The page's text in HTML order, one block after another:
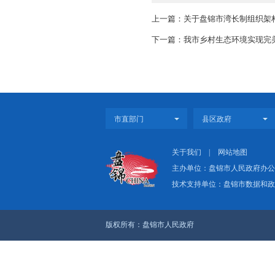
上一篇：关于盘锦市
下一篇：我市乡村生